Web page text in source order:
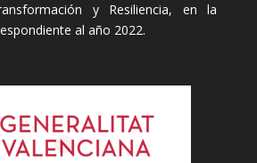
y Resiliencia, en la
al año 2022.